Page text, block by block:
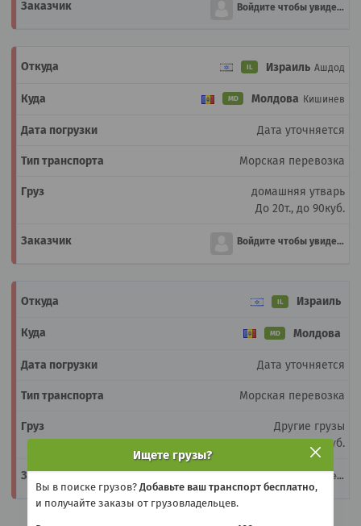
Войдите чтобы увидеть
IL Израиль Ашдод
MD Молдова Кишинев
Дата уточняется
Морская перевозка
домашняя утварь
До 20т., до 90куб.
Войдите чтобы увидеть
IL Израиль
MD Молдова
Дата уточняется
Морская перевозка
Другие грузы
До 20т., до 90куб.
Войдите чтобы увидеть
Ищете грузы?
Вы в поиске грузов?Добавьте ваш транспорт бесплатно,
и получайте заказы от грузовладельцев.